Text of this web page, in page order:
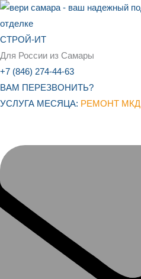
Перейти
к
содержимому
СТРОЙ-ИТ
Для России из Самары
+7 (846) 274-44-63
ВАМ ПЕРЕЗВОНИТЬ?
УСЛУГА МЕСЯЦА: РЕМОНТ МКД